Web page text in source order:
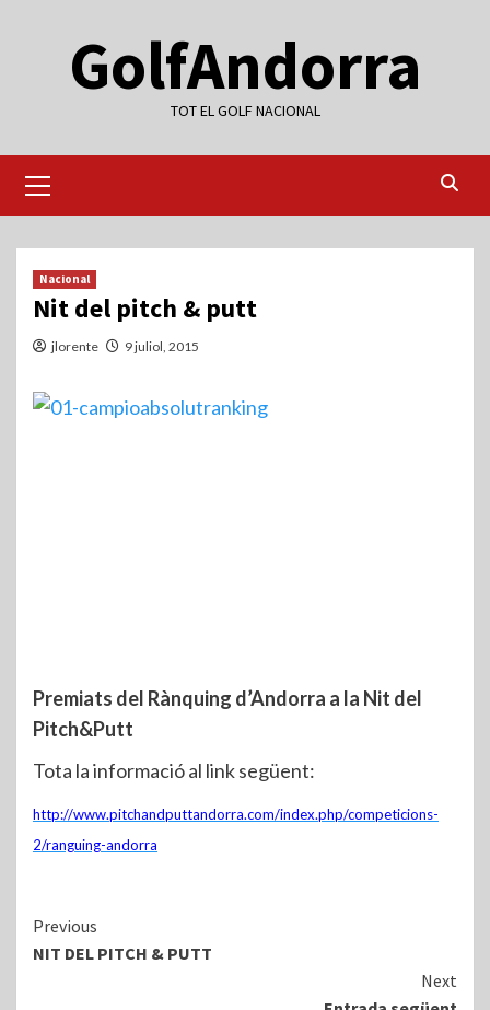
GolfAndorra
TOT EL GOLF NACIONAL
Menu
Nacional
Nit del pitch & putt
jlorente 9 juliol, 2015
Premiats del Rànquing d’Andorra a la Nit del
Pitch&Putt
Tota la informació al link següent:
http://www.pitchandputtandorra.com/index.php/competicions-
2/ranguing-andorra
Continue
Reading
Previous
NIT DEL PITCH & PUTT
Next